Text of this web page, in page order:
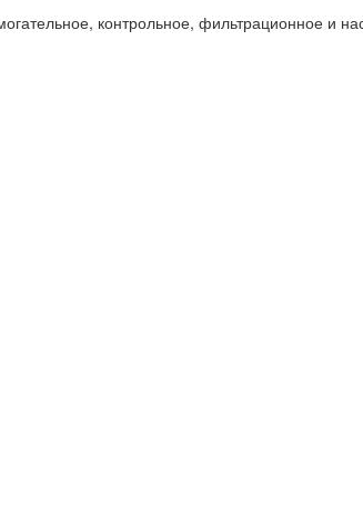
контрольное, фильтрационное и